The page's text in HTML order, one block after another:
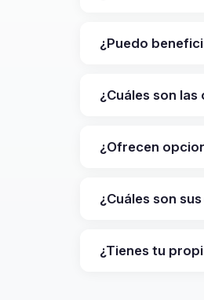
¿Puedo
¿Cuáles son
¿Ofrecen
¿Cuáles son
¿Tienes tu